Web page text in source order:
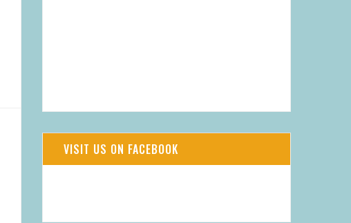
VISIT US ON FACEBOOK